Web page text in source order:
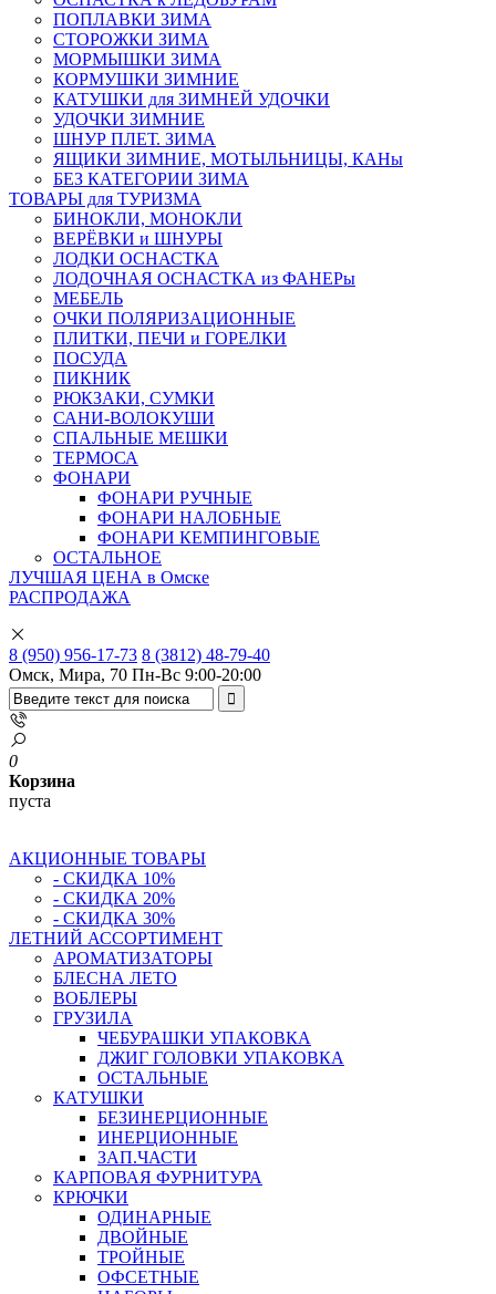
ПОПЛАВКИ ЗИМА
СТОРОЖКИ ЗИМА
МОРМЫШКИ ЗИМА
КОРМУШКИ ЗИМНИЕ
КАТУШКИ для ЗИМНЕЙ УДОЧКИ
УДОЧКИ ЗИМНИЕ
ШНУР ПЛЕТ. ЗИМА
ЯЩИКИ ЗИМНИЕ, МОТЫЛЬНИЦЫ, КАНы
БЕЗ КАТЕГОРИИ ЗИМА
ТОВАРЫ для ТУРИЗМА
БИНОКЛИ, МОНОКЛИ
ВЕРЁВКИ и ШНУРЫ
ЛОДКИ ОСНАСТКА
ЛОДОЧНАЯ ОСНАСТКА из ФАНЕРы
МЕБЕЛЬ
ОЧКИ ПОЛЯРИЗАЦИОННЫЕ
ПЛИТКИ, ПЕЧИ и ГОРЕЛКИ
ПОСУДА
ПИКНИК
РЮКЗАКИ, СУМКИ
САНИ-ВОЛОКУШИ
СПАЛЬНЫЕ МЕШКИ
ТЕРМОСА
ФОНАРИ
ФОНАРИ РУЧНЫЕ
ФОНАРИ НАЛОБНЫЕ
ФОНАРИ КЕМПИНГОВЫЕ
ОСТАЛЬНОЕ
ЛУЧШАЯ ЦЕНА в Омске
РАСПРОДАЖА
8 (950) 956-17-73 8 (3812) 48-79-40
Омск, Мира, 70 Пн-Вс 9:00-20:00
0
Корзина
пуста
АКЦИОННЫЕ ТОВАРЫ
- СКИДКА 10%
- СКИДКА 20%
- СКИДКА 30%
ЛЕТНИЙ АССОРТИМЕНТ
АРОМАТИЗАТОРЫ
БЛЕСНА ЛЕТО
ВОБЛЕРЫ
ГРУЗИЛА
ЧЕБУРАШКИ УПАКОВКА
ДЖИГ ГОЛОВКИ УПАКОВКА
ОСТАЛЬНЫЕ
КАТУШКИ
БЕЗИНЕРЦИОННЫЕ
ИНЕРЦИОННЫЕ
ЗАП.ЧАСТИ
КАРПОВАЯ ФУРНИТУРА
КРЮЧКИ
ОДИНАРНЫЕ
ДВОЙНЫЕ
ТРОЙНЫЕ
ОФСЕТНЫЕ